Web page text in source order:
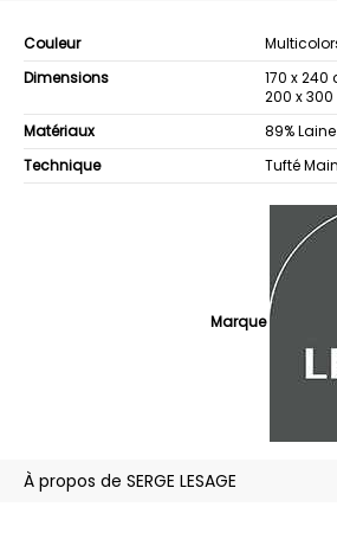
Couleur
Dimensions
170 x 240
200 x
Matériaux
89% Laine
Technique
Tufté Main
Marque
À propos de SERGE LESAGE